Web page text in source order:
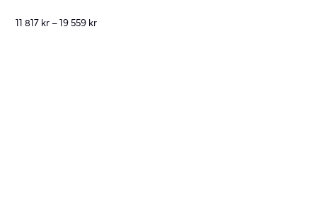
11 817 kr–19 559 kr